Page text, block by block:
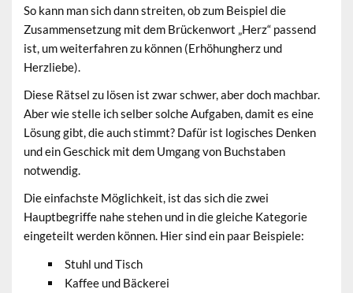
So kann man sich dann streiten, ob zum Beispiel die
Zusammensetzung mit dem Brückenwort „Herz“ passend
ist, um weiterfahren zu können (Erhöhungherz und
Herzliebe).
Diese Rätsel zu lösen ist zwar schwer, aber doch machbar.
Aber wie stelle ich selber solche Aufgaben, damit es eine
Lösung gibt, die auch stimmt? Dafür ist logisches Denken
und ein Geschick mit dem Umgang von Buchstaben
notwendig.
Die einfachste Möglichkeit, ist das sich die zwei
Hauptbegriffe nahe stehen und in die gleiche Kategorie
eingeteilt werden können. Hier sind ein paar Beispiele:
Stuhl und Tisch
Kaffee und Bäckerei